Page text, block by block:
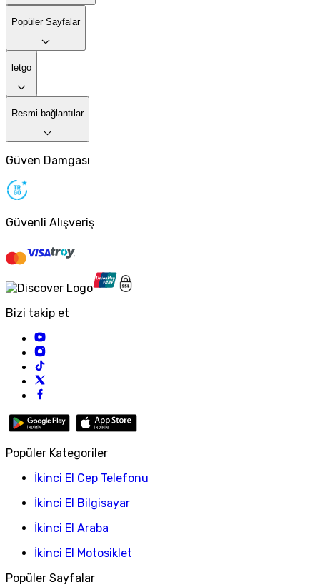
Popüler Sayfalar
letgo
Resmi bağlantılar
Güven Damgası
Güvenli Alışveriş
Bizi takip et
Popüler Kategoriler
İkinci El Cep Telefonu
İkinci El Bilgisayar
İkinci El Araba
İkinci El Motosiklet
Popüler Sayfalar